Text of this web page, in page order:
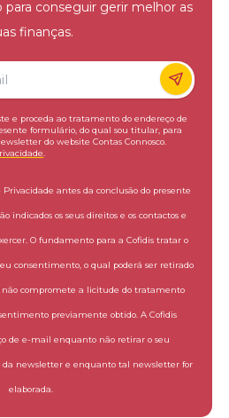
conseguir gerir melhor as
finanças.
e proceda ao tratamento do endereço de
formulário, do qual sou titular, para
do website Contas Connosco.
antes da conclusão do presente
indicados os seus direitos e os contactos e
O fundamento para a Cofidis tratar o
consentimento, o qual poderá ser retirado
compromete a licitude do tratamento
previamente obtido. A Cofidis
de e-mail enquanto não retirar o seu
da newsletter e enquanto tal newsletter for
elaborada.